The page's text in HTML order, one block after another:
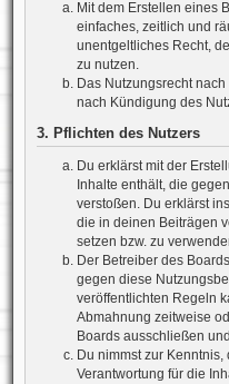
Mit dem Erstellen eines
einfaches, zeitlich und
unentgeltliches Recht,
zu nutzen.
Das Nutzungsrecht
nach Kündigung des
3. Pflichten des Nutzers
Du erklärst mit der
Inhalte enthält, die
verstoßen. Du erklärst
die in deinen Beiträgen
setzen bzw. zu
Der Betreiber des
gegen diese
veröffentlichten Regeln
Abmahnung zeitweise
Boards ausschließen
Du nimmst zur
Verantwortung für die